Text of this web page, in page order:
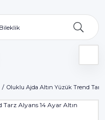
Oluklu Ajda Altın Yüzük Trend Tarz